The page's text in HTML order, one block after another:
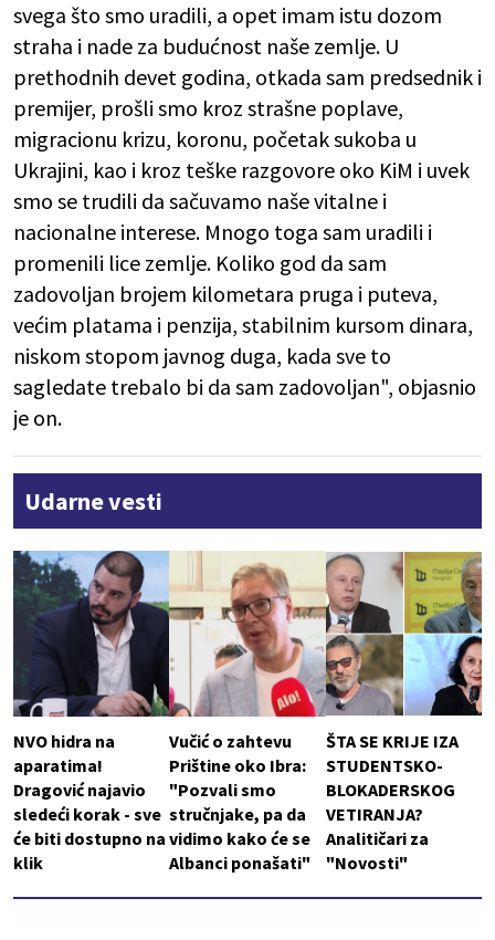
svega što smo uradili, a opet imam istu dozom
straha i nade za budućnost naše zemlje. U
prethodnih devet godina, otkada sam predsednik i
premijer, prošli smo kroz strašne poplave,
migracionu krizu, koronu, početak sukoba u
Ukrajini, kao i kroz teške razgovore oko KiM i uvek
smo se trudili da sačuvamo naše vitalne i
nacionalne interese. Mnogo toga sam uradili i
promenili lice zemlje. Koliko god da sam
zadovoljan brojem kilometara pruga i puteva,
većim platama i penzija, stabilnim kursom dinara,
niskom stopom javnog duga, kada sve to
sagledate trebalo bi da sam zadovoljan", objasnio
je on.
Udarne vesti
NVO hidra na
aparatima!
Dragović najavio
sledeći korak - sve
će biti dostupno na
klik
Vučić o zahtevu
Prištine oko Ibra:
"Pozvali smo
stručnjake, pa da
vidimo kako će se
Albanci ponašati"
ŠTA SE KRIJE IZA
STUDENTSKO-
BLOKADERSKOG
VETIRANJA?
Analitičari za
"Novosti"